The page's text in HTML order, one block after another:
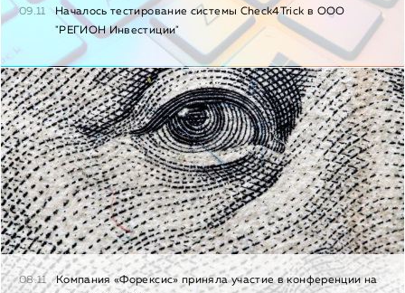
09.11
Началось тестирование системы Check4Trick в ООО
"РЕГИОН Инвестиции"
08.11
Компания «Форексис» приняла участие в конференции на